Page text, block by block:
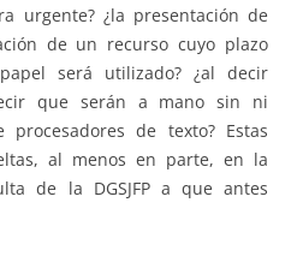
urgente? ¿la presentación de
de un recurso cuyo plazo
será utilizado? ¿al decir
que serán a mano sin ni
de texto? Estas
al menos en parte, en la
de la DGSJFP a que antes